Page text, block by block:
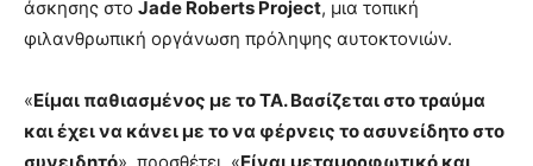
άσκησης στο Jade Roberts Project, μια τοπική
φιλανθρωπική οργάνωση πρόληψης αυτοκτονιών.
«Είμαι παθιασμένος με το TA. Βασίζεται στο τραύμα
και έχει να κάνει με το να φέρνεις το ασυνείδητο στο